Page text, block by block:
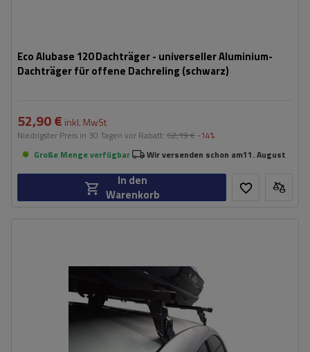
Eco Alubase 120 Dachträger - universeller Aluminium-
Dachträger für offene Dachreling (schwarz)
52,90 € inkl. MwSt
Niedrigster Preis in 30 Tagen vor Rabatt: 62,19 € -14%
Große Menge verfügbar
Wir versenden schon am11. August
In den
Warenkorb